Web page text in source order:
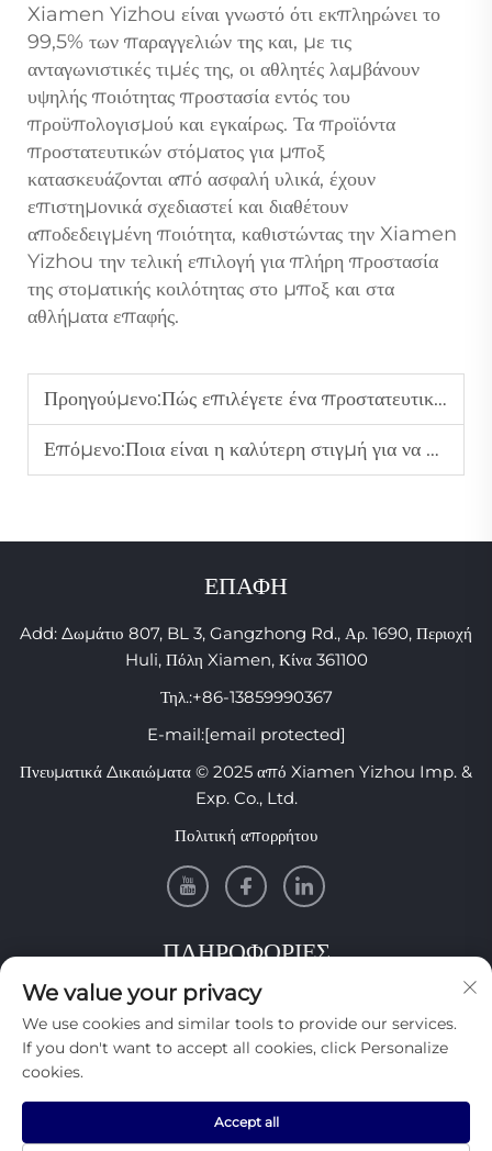
Xiamen Yizhou είναι γνωστό ότι εκπληρώνει το
99,5% των παραγγελιών της και, με τις
ανταγωνιστικές τιμές της, οι αθλητές λαμβάνουν
υψηλής ποιότητας προστασία εντός του
προϋπολογισμού και εγκαίρως. Τα προϊόντα
προστατευτικών στόματος για μποξ
κατασκευάζονται από ασφαλή υλικά, έχουν
επιστημονικά σχεδιαστεί και διαθέτουν
αποδεδειγμένη ποιότητα, καθιστώντας την Xiamen
Yizhou την τελική επιλογή για πλήρη προστασία
της στοματικής κοιλότητας στο μποξ και στα
αθλήματα επαφής.
Προηγούμενο:Πώς επιλέγετε ένα προστατευτικό στόματος για μποξ που παραμένει στη θέση του κατά τη διάρκεια εντατικών αγώνων;
Επόμενο:Ποια είναι η καλύτερη στιγμή για να αρχίσετε να χρησιμοποιείτε μια στοματική προστασία κατά του ροχαλητού για καλύτερο ύπνο;
ΕΠΑΦΗ
Add: Δωμάτιο 807, BL 3, Gangzhong Rd., Αρ. 1690, Περιοχή
Huli, Πόλη Xiamen, Κίνα 361100
Τηλ.:+86-13859990367
E-mail:[email protected]
Πνευματικά Δικαιώματα © 2025 από Xiamen Yizhou Imp. &
Exp. Co., Ltd.
Πολιτική απορρήτου
ΠΛΗΡΟΦΟΡΙΕΣ
Εγγραφείτε για να λαμβάνετε το εβδομαδιαίο ενημερωτικό μας
δελτίο
We value your privacy
We use cookies and similar tools to provide our services.
If you don't want to accept all cookies, click Personalize
cookies.
Accept all